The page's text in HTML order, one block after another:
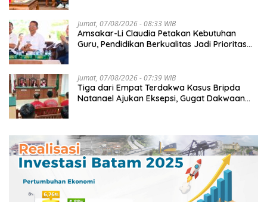
Jumat, 07/08/2026 - 08:33 WIB
Amsakar-Li Claudia Petakan Kebutuhan
Guru, Pendidikan Berkualitas Jadi Prioritas
Jumat, 07/08/2026 - 07:39 WIB
Tiga dari Empat Terdakwa Kasus Bripda
Natanael Ajukan Eksepsi, Gugat Dakwaan